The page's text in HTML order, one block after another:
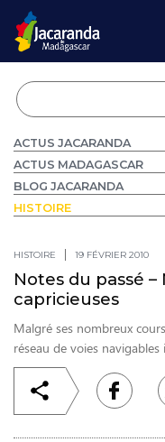
ACTUS JACARANDA
ACTUS MADAGASCAR
BLOG JACARANDA
HISTOIRE
HISTOIRE 19 FÉVRIER 2010
Notes du passé
capricieuses
Malgré ses nombreux
réseau de voies navigables